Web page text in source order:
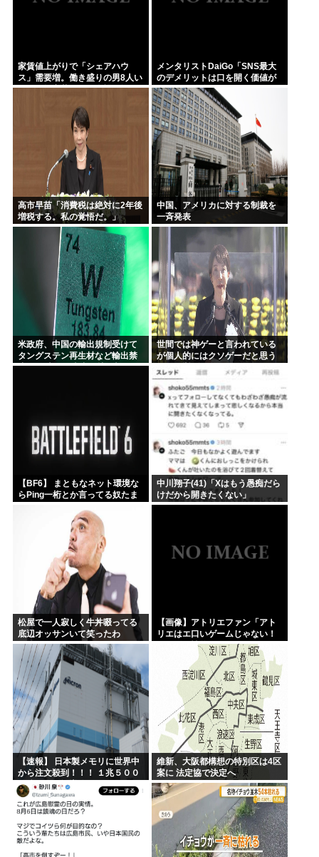
家賃値上がりで「シェアハウ
ス」需要増。働き盛りの男8人い
れば一軒家暮らしも余裕で毎日
メンタリストDaiGo「SNS最大
のデメリットは口を開く価値が
ない奴が発信できるようになっ
たこと」
高市早苗「消費税は絶対に2年後
増税する。私の覚悟だ。」
中国、アメリカに対する制裁を
一斉発表
米政府、中国の輸出規制受けて
タングステン再生材など輸出禁
止へ 日本さん米中に挟み撃ちさ
世間では神ゲーと言われている
が個人的にはクソゲーだと思う
ゲーム挙げてけwww
【BF6】 まともなネット環境な
らPing一桁とか言ってる奴たま
中川翔子(41)「Xはもう愚痴だら
けだから開きたくない」
松屋で一人寂しく牛丼啜ってる
底辺オッサンいて笑ったわ
【画像】アトリエファン「アト
リエはエ口いゲームじゃない！
ライザを性的な目で見てる奴は
にわか！」
【速報】 日本製メモリに世界中
から注文殺到！！！ １兆５００
０億円で工場増築へ
維新、大阪都構想の特別区は4区
案に 法定協で決定へ